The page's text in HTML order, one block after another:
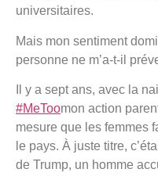
universitaires.
Mais mon sentiment
personne ne m’a-t-il
Il y a sept ans, avec la
#MeToomon action
mesure que les femmes
le pays. À juste titre,
de Trump, un homme